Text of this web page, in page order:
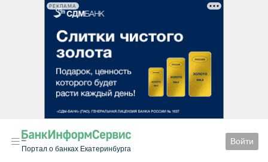
РЕКЛАМА
Портал о банках Екатеринбурга
Войти